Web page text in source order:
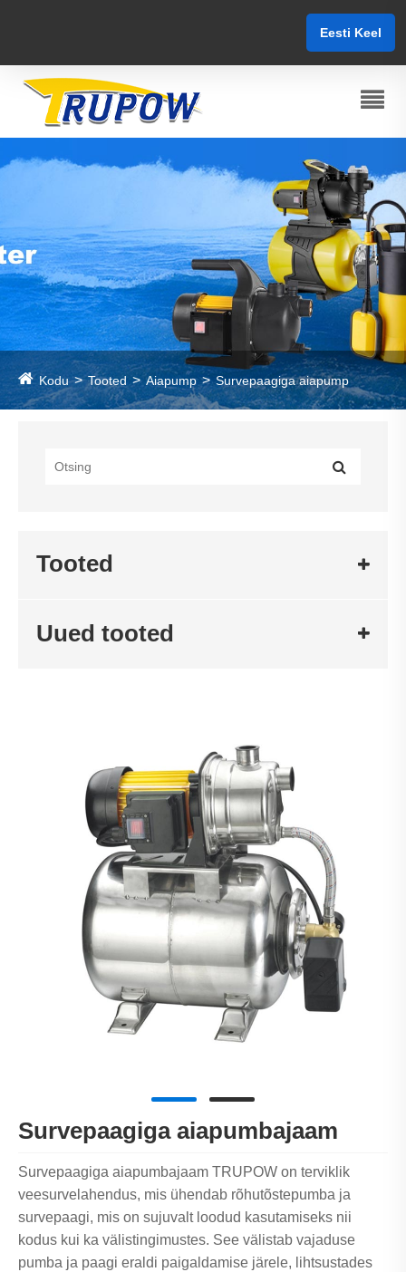
Eesti Keel
Kodu Tooted Aiapump Survepaagiga aiapump
Tooted
Uued tooted
Survepaagiga aiapumbajaam
Survepaagiga aiapumbajaam TRUPOW on terviklik
veesurvelahendus, mis ühendab rõhutõstepumba ja
survepaagi, mis on sujuvalt loodud kasutamiseks nii
kodus kui ka välistingimustes. See välistab vajaduse
pumba ja paagi eraldi paigaldamise järele, lihtsustades